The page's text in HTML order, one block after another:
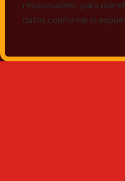
responsables, para que
datos conforme lo